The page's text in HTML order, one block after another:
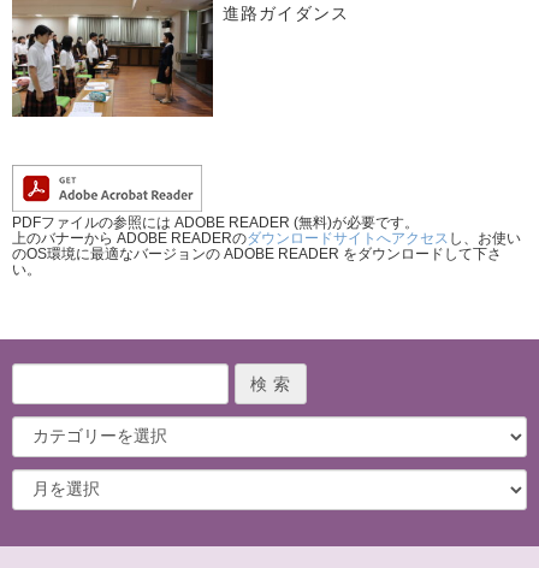
進路ガイダンス
PDFファイルの参照には ADOBE READER (無料)が必要です。
上のバナーから ADOBE READERのダウンロードサイトへアクセス し、お使い
のOS環境に最適なバージョンの ADOBE READER をダウンロードして下さ
い。